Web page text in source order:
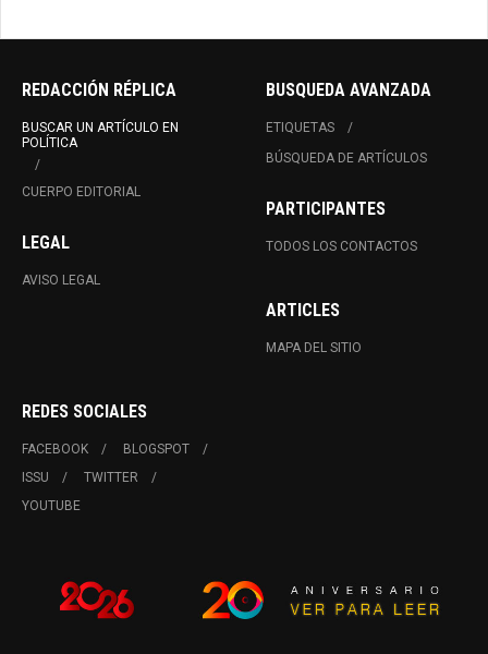
REDACCIÓN RÉPLICA
BUSCAR UN ARTÍCULO EN
POLÍTICA
CUERPO EDITORIAL
LEGAL
AVISO LEGAL
BUSQUEDA AVANZADA
ETIQUETAS
BÚSQUEDA DE ARTÍCULOS
PARTICIPANTES
TODOS LOS CONTACTOS
ARTICLES
MAPA DEL SITIO
REDES SOCIALES
FACEBOOK
BLOGSPOT
ISSU
TWITTER
YOUTUBE